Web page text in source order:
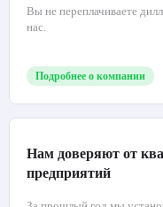
Вы не переплачиваете
нас.
Подробнее о компании
Нам доверяют от
предприятий